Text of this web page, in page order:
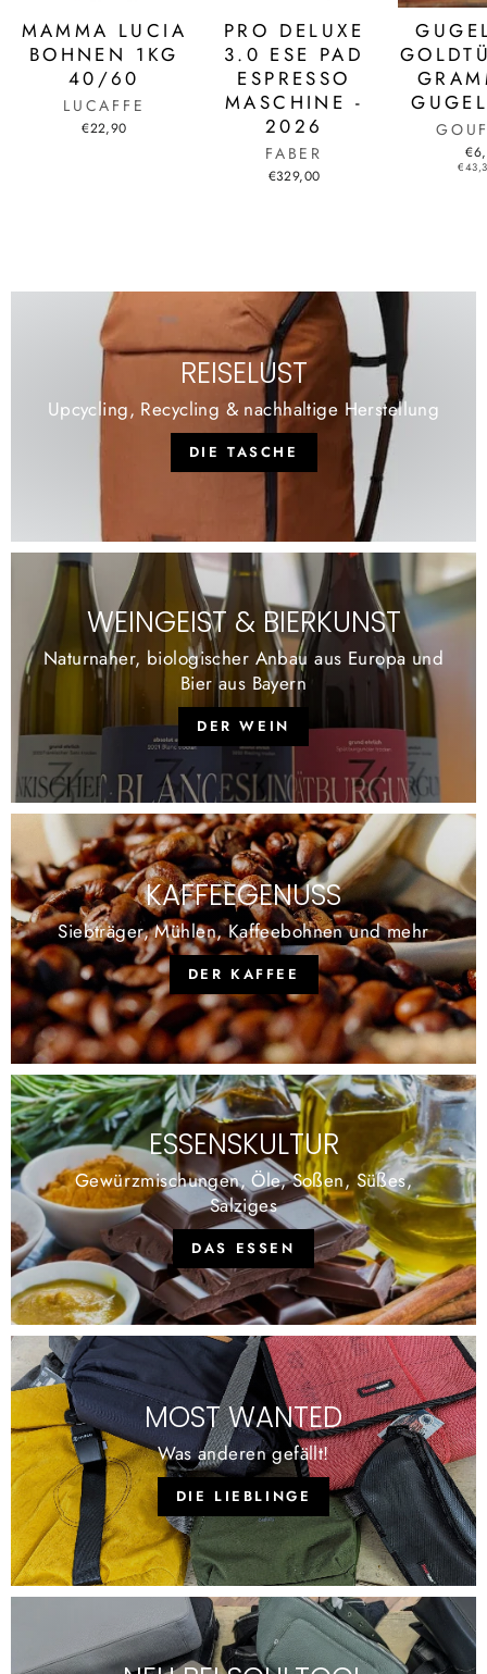
MAMMA LUCIA
BOHNEN 1KG
40/60
LUCAFFE
€22,90
PRO DELUXE
3.0 ESE PAD
ESPRESSO
MASCHINE -
2026
FABER
€329,00
REISELUST
Upcycling, Recycling & nachhaltige Herstellung
DIE TASCHE
WEINGEIST & BIERKUNST
Naturnaher, biologischer Anbau aus Europa und
Bier aus Bayern
DER WEIN
KAFFEEGENUSS
Siebträger, Mühlen, Kaffeebohnen und mehr
DER KAFFEE
ESSENSKULTUR
Gewürzmischungen, Öle, Soßen, Süßes,
Salziges
DAS ESSEN
MOST WANTED
Was anderen gefällt!
DIE LIEBLINGE